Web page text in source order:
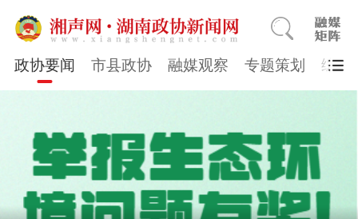
政协要闻 市县政协 融媒观察 专题策划 综合